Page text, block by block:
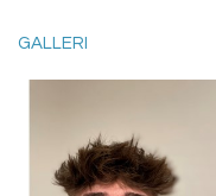
GALLERI